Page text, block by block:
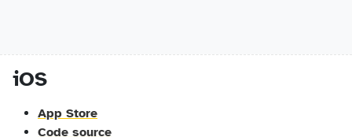
iOS
App Store
Code source